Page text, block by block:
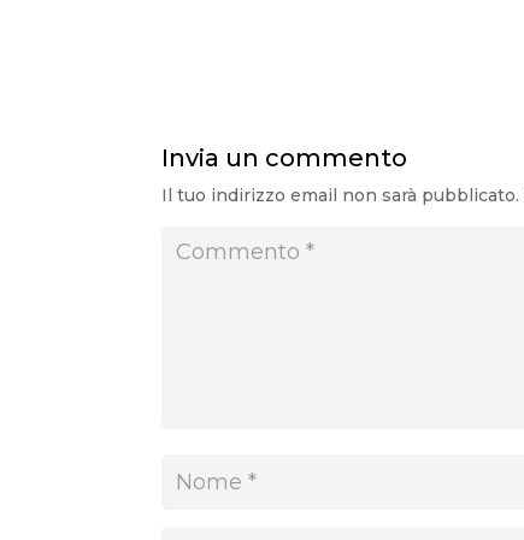
Invia un commento
Il tuo indirizzo email non sarà pubblicato.